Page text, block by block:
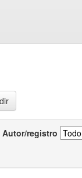
Autor/registro